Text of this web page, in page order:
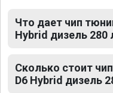
Что дает чип
Hybrid дизель 280
Сколько стоит
D6 Hybrid дизель